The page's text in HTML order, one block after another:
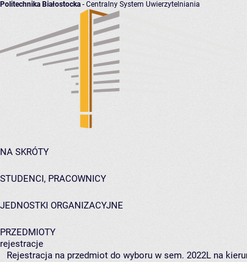
Politechnika Białostocka - Centralny System Uwierzytelniania
NA SKRÓTY
STUDENCI, PRACOWNICY
JEDNOSTKI ORGANIZACYJNE
PRZEDMIOTY
rejestracje
Rejestracja na przedmiot do wyboru w sem. 2022L na